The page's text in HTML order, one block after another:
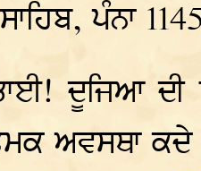
ਪੰਨਾ
ਦੂਜਿਆ ਦੀ
ਅਵਸਥਾ ਕਦੇ